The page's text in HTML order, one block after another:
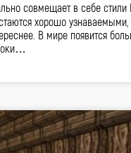
совмещает в себе стили
хорошо узнаваемыми,
В мире появится